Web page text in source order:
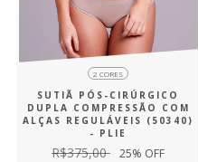
2 CORES
SUTIÃ PÓS-CIRÚRGICO
DUPLA COMPRESSÃO COM
ALÇAS REGULÁVEIS (50340)
- PLIE
R$375,00 25% OFF